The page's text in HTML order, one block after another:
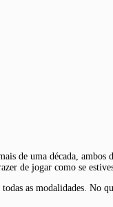
de uma década,
de jogar como se
as modalidades. No